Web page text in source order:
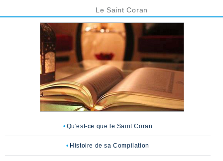
Le Saint Coran
Qu'est-ce que le Saint Coran
Histoire de sa Compilation